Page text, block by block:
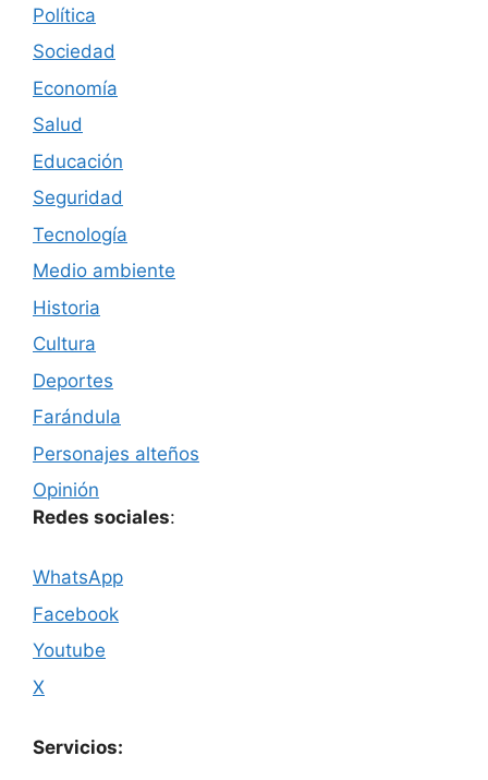
Política
Sociedad
Economía
Salud
Educación
Seguridad
Tecnología
Medio ambiente
Historia
Cultura
Deportes
Farándula
Personajes alteños
Opinión
Redes sociales:
WhatsApp
Facebook
Youtube
X
Servicios: